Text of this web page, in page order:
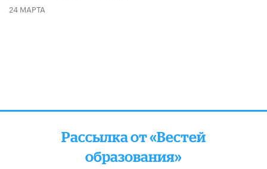
24 МАРТА
Рассылка от «Вестей
образования»